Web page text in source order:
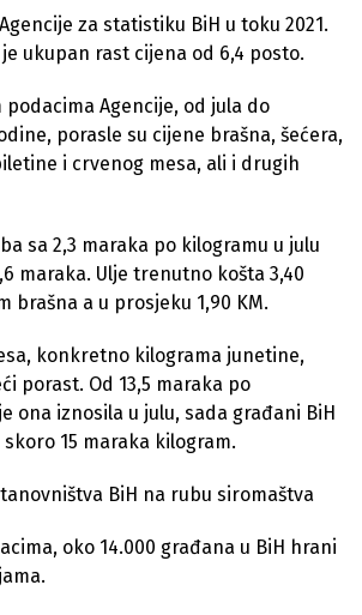
za statistiku BiH u toku 2021.
ukupan rast cijena od 6,4 posto.
podacima Agencije, od jula do
porasle su cijene brašna, šećera,
i crvenog mesa, ali i drugih
sa 2,3 maraka po kilogramu u julu
maraka. Ulje trenutno košta 3,40
brašna a u prosjeku 1,90 KM.
konkretno kilograma junetine,
porast. Od 13,5 maraka po
ona iznosila u julu, sada građani BiH
15 maraka kilogram.
BiH na rubu siromaštva
oko 14.000 građana u BiH hrani